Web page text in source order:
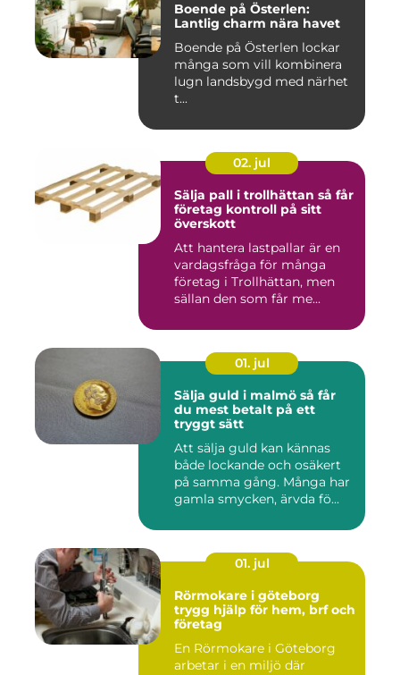
Boende på Österlen:
Lantlig charm nära havet
Boende på Österlen lockar
många som vill kombinera
lugn landsbygd med närhet
t...
02. jul
Sälja pall i trollhättan så får
företag kontroll på sitt
överskott
Att hantera lastpallar är en
vardagsfråga för många
företag i Trollhättan, men
sällan den som får me...
01. jul
Sälja guld i malmö så får
du mest betalt på ett
tryggt sätt
Att sälja guld kan kännas
både lockande och osäkert
på samma gång. Många har
gamla smycken, ärvda fö...
01. jul
Rörmokare i göteborg
trygg hjälp för hem, brf och
företag
En Rörmokare i Göteborg
arbetar i en miljö där